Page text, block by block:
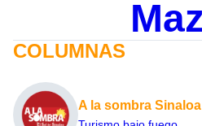
COLUMNAS
A la sombra Sinaloa